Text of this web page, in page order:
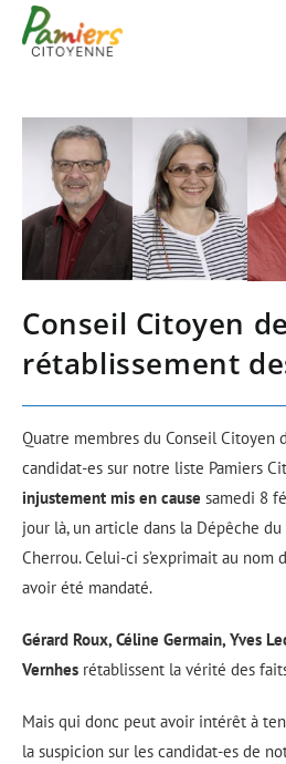
Conseil Citoyen
rétablissement
Quatre membres du Conseil Citoyen
candidat-es sur notre liste Pamiers
injustement mis en cause samedi 8
jour là, un article dans la Dépêche
Cherrou. Celui-ci s’exprimait au nom
avoir été mandaté.
Gérard Roux, Céline Germain, Yves
Vernhes rétablissent la vérité des
Mais qui donc peut avoir intérêt à
la suspicion sur les candidat-es de